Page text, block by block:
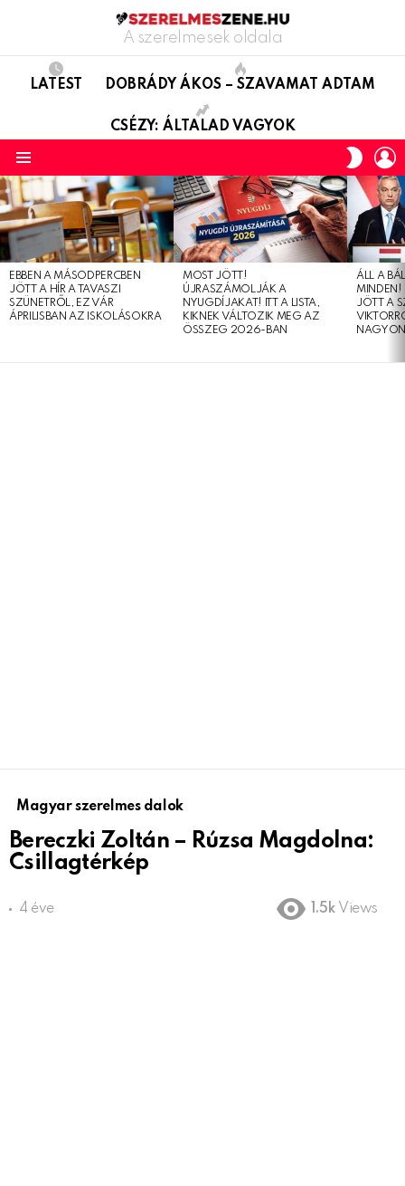
A szerelmesek oldala
LATEST DOBRÁDY ÁKOS – SZAVAMAT ADTAM
CSÉZY: ÁLTALAD VAGYOK
SKIN
LATEST
STORIES
EBBEN A MÁSODPERCBEN
JÖTT A HÍR A TAVASZI
SZÜNETRŐL, EZ VÁR
ÁPRILISBAN AZ ISKOLÁSOKRA
MOST JÖTT!
ÚJRASZÁMOLJÁK A
NYUGDÍJAKAT! ITT A LISTA,
KIKNEK VÁLTOZIK MEG AZ
ÖSSZEG 2026-BAN
ÁLL A
MINDEN!
JÖTT A
Magyar szerelmes dalok
Bereczki Zoltán – Rúzsa Magdolna:
Csillagtérkép
4 éve 1.5k Views